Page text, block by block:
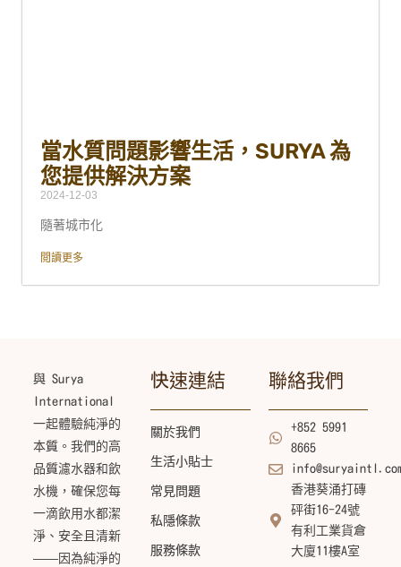
當水質問題影響生活，SURYA 為
您提供解決方案
2024-12-03
隨著城市化
閲讀更多
與 Surya
International
一起體驗純淨的
本質。我們的高
品質濾水器和飲
水機，確保您每
一滴飲用水都潔
淨、安全且清新
——因為純淨的
快速連結
關於我們
生活小貼士
常見問題
私隱條款
服務條款
聯絡我們
+852 5991
8665
香港葵涌打磚
砰街16-24號
有利工業貨倉
大廈11樓A室